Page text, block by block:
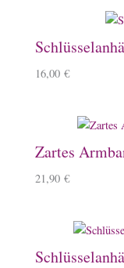
16,00 €
Zartes
21,90 €